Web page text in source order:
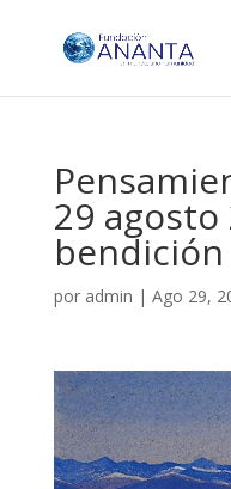
29 agosto
bendición
por admin | Ago 29,